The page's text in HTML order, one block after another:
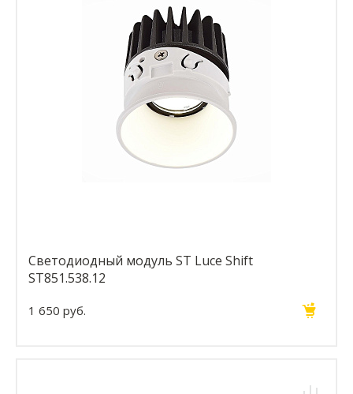
Светодиодный модуль ST Luce Shift
ST851.538.12
1 650 руб.